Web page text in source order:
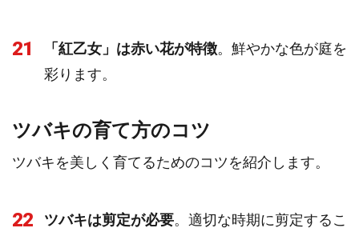
21 「紅乙女」は赤い花が特徴。鮮やかな色が庭を
彩ります。
ツバキの育て方のコツ
ツバキを美しく育てるためのコツを紹介します。
22 ツバキは剪定が必要。適切な時期に剪定するこ